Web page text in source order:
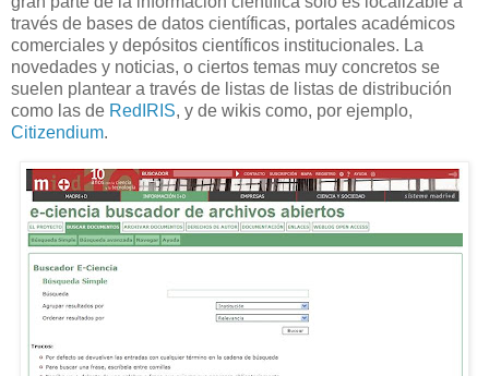
través de bases de datos científicas, portales académicos
comerciales y depósitos científicos institucionales. La
novedades y noticias, o ciertos temas muy concretos se
suelen plantear a través de listas de listas de distribución
como las de RedIRIS, y de wikis como, por ejemplo,
Citizendium.